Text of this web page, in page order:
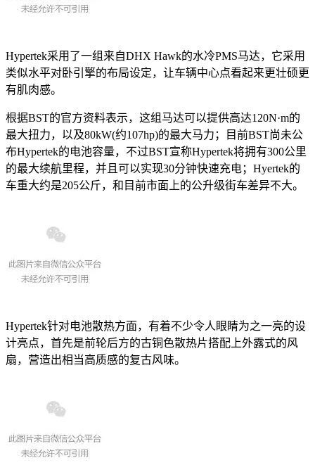
Hypertek采用了一组来自DHX Hawk的水冷PMS马达，它采用
类似水平对卧引擎的布局设定，让车辆中心点看起来更壮硕更
有肌肉感。
根据BST的官方资料表示，这组马达可以提供高达120N·m的
最大扭力，以及80kW(约107hp)的最大马力；目前BST尚未公
布Hypertek的电池容量，不过BST宣称Hypertek将拥有300公里
的最大续航里程，并且可以实现30分钟快速充电；Hyertek的
车重大约是205公斤，和目前市面上的公升级街车差异不大。
Hypertek针对电池散热方面，有着不少令人眼睛为之一亮的设
计亮点，首先是前轮后方的古铜色散热片搭配上外露式的风
扇，营造出相当高质感的复古风味。